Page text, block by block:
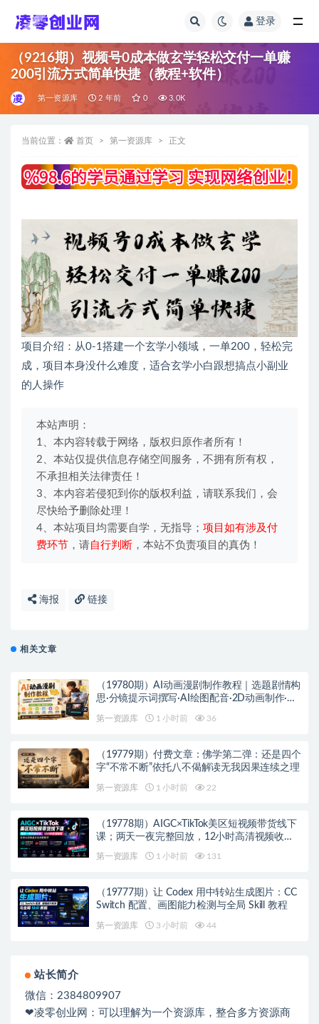
登录
（9216期）视频号0成本做玄学轻松交付一单赚
200引流方式简单快捷（教程+软件）
第一资源库 2 年前 0 3.0K
当前位置： 首页 第一资源库 正文
项目介绍：从0-1搭建一个玄学小领域，一单200，轻松完
成，项目本身没什么难度，适合玄学小白跟想搞点小副业
的人操作
本站声明：
1、本内容转载于网络，版权归原作者所有！
2、本站仅提供信息存储空间服务，不拥有所有权，
不承担相关法律责任！
3、本内容若侵犯到你的版权利益，请联系我们，会
尽快给予删除处理！
4、本站项目均需要自学，无指导； 项目如有涉及付
费环节 ，请自行判断 ，本站不负责项目的真伪！
海报 链接
相关文章
（19780期）AI动画漫剧制作教程｜选题剧情构
思·分镜提示词撰写·AI绘图配音·2D动画制作·剪
第一资源库 1 小时前 36
（19779期）付费文章：佛学第二弹：还是四个
字“不常不断”依托八不偈解读无我因果连续之理
第一资源库 1 小时前 22
（19778期）AIGC×TikTok美区短视频带货线下
课；两天一夜完整回放，12小时高清视频收录
第一资源库 1 小时前 131
（19777期）让 Codex 用中转站生成图片：CC
Switch 配置、画图能力检测与全局 Skill 教程
第一资源库 3 小时前 44
站长简介
微信：2384809907
❤凌零创业网：可以理解为一个资源库，整合多方资源商